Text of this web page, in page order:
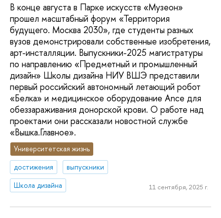
В конце августа в Парке искусств «Музеон»
прошел масштабный форум «Территория
будущего. Москва 2030», где студенты разных
вузов демонстрировали собственные изобретения,
арт-инсталляции. Выпускники-2025 магистратуры
по направлению «Предметный и промышленный
дизайн» Школы дизайна НИУ ВШЭ представили
первый российский автономный летающий робот
«Белка» и медицинское оборудование Ance для
обеззараживания донорской крови. О работе над
проектами они рассказали новостной службе
«Вышка.Главное».
Университетская жизнь
достижения
выпускники
Школа дизайна
11 сентября, 2025 г.